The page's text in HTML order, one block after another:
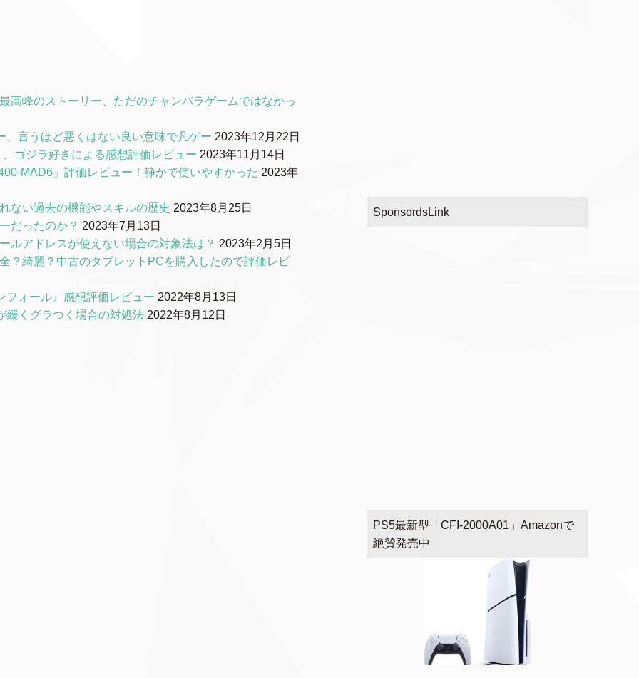
高峰のストーリー、ただのチャンバラゲームではなかっ
言うほど悪くはない良い意味で凡ゲー 2023年12月22日
ゴジラ好きによる感想評価レビュー 2023年11月14日
MAD6」評価レビュー！静かで使いやすかった 2023年
ない過去の機能やスキルの歴史 2023年8月25日
だったのか？ 2023年7月13日
ルアドレスが使えない場合の対象法は？ 2023年2月5日
？綺麗？中古のタブレットPCを購入したので評価レビ
フォール』感想評価レビュー 2022年8月13日
緩くグラつく場合の対処法 2022年8月12日
SponsordsLink
PS5最新型「CFI-2000A01」Amazonで
絶賛発売中